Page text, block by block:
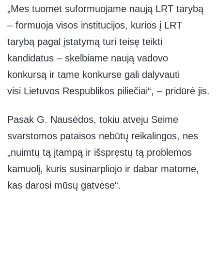
„Mes tuomet suformuojame naują LRT tarybą
– formuoja visos institucijos, kurios į LRT
tarybą pagal įstatymą turi teisę teikti
kandidatus – skelbiame naują vadovo
konkursą ir tame konkurse gali dalyvauti
visi Lietuvos Respublikos piliečiai“, – pridūrė jis.
Pasak G. Nausėdos, tokiu atveju Seime
svarstomos pataisos nebūtų reikalingos, nes
„nuimtų tą įtampą ir išspręstų tą problemos
kamuolį, kuris susinarpliojo ir dabar matome,
kas darosi mūsų gatvėse“.